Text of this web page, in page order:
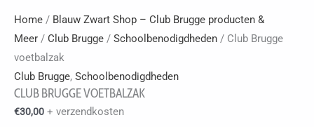
Home / Blauw Zwart Shop – Club Brugge producten &
Meer / Club Brugge / Schoolbenodigdheden / Club Brugge
voetbalzak
Club Brugge, Schoolbenodigdheden
CLUB BRUGGE VOETBALZAK
€30,00 + verzendkosten